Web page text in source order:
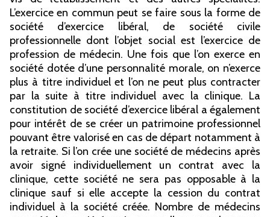
L’exercice en commun peut se faire sous la forme de
société d’exercice libéral, de société civile
professionnelle dont l’objet social est l’exercice de
profession de médecin. Une fois que l’on exerce en
société dotée d’une personnalité morale, on n’exerce
plus à titre individuel et l’on ne peut plus contracter
par la suite à titre individuel avec la clinique. La
constitution de société d’exercice libéral a également
pour intérêt de se créer un patrimoine professionnel
pouvant être valorisé en cas de départ notamment à
la retraite. Si l’on crée une société de médecins après
avoir signé individuellement un contrat avec la
clinique, cette société ne sera pas opposable à la
clinique sauf si elle accepte la cession du contrat
individuel à la société créée. Nombre de médecins